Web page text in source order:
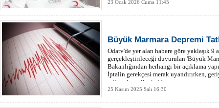
23 Ocak 2026 Cuma 11:45
Büyük Marmara Depremi
Odatv'de yer alan habere göre yaklaşık 9
gerçekleştirileceği duyurulan 'Büyük
Bakanlığından herhangi bir açıklama
İptalin gerekçesi merak uyandırırken,
milyonlarca lira kaldı.
25 Kasım 2025 Salı 16:30